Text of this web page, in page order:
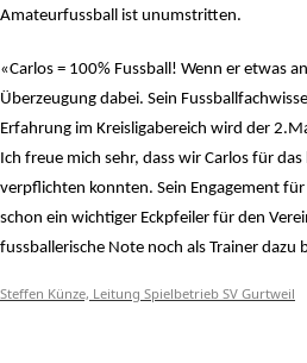
Amateurfussball ist unumstritten.
«Carlos = 100% Fussball! Wenn er etwas
Überzeugung dabei. Sein
Erfahrung im Kreisligabereich wird der
Ich freue mich sehr, dass wir Carlos für
verpflichten konnten. Sein Engagement
schon ein wichtiger Eckpfeiler für den
fussballerische Note noch als Trainer dazu
Steffen Künze, Leitung Spielbetrieb SV Gurtweil